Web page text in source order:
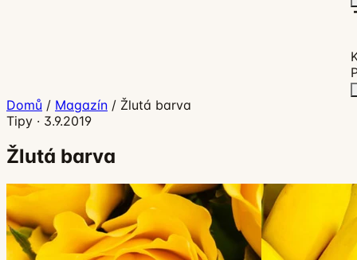
Domů / Magazín / Žlutá barva
Tipy · 3.9.2019
Žlutá barva